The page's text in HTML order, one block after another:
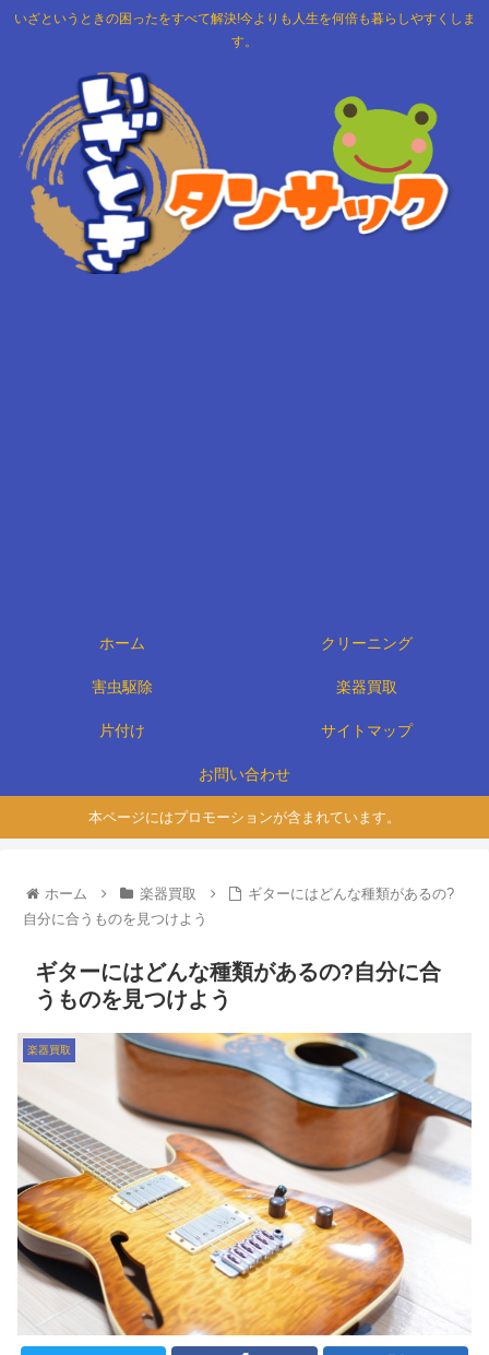
いざというときの困ったをすべて解決!今よりも人生を何倍も暮らしやすくしま
す。
ホーム クリーニング
害虫駆除 楽器買取
片付け サイトマップ
お問い合わせ
本ページにはプロモーションが含まれています。
ホーム 楽器買取
ギターにはどんな種類があるの?
自分に合うものを見つけよう
ギターにはどんな種類があるの?自分に合
うものを見つけよう
楽器買取